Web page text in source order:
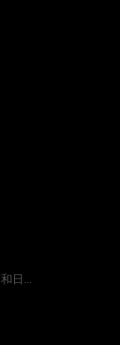
日...